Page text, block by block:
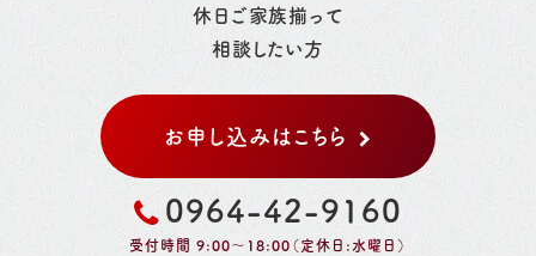
休日ご家族揃って
相談したい方
お申し込みはこちら
0964-42-9160
受付時間 9:00～18:00（定休日:水曜日）